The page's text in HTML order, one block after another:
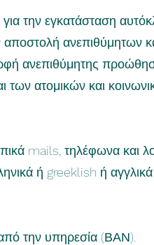
την εγκατάσταση
ανεπιθύμητων
ανεπιθύμητης
των ατομικών και
mails, τηλέφωνα και
ή greeklish ή
την υπηρεσία (ΒΑΝ).